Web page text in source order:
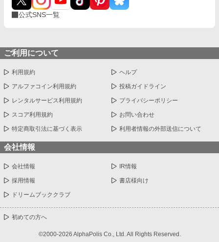
公式SNS一覧
ご利用について
利用規約 ヘルプ
アルファコイン利用規約 投稿ガイドライン
レンタルサービス利用規約 プライバシーポリシー
スコア利用規約 お問い合わせ
特定商取引法に基づく表示 利用者情報の外部送信について
会社情報
会社情報 IR情報
採用情報 書店様向け
ドリームブッククラブ
初めての方へ
©2000-2026 AlphaPolis Co., Ltd. All Rights Reserved.